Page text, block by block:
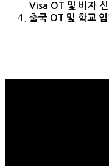
Visa OT 및 비자 신
출국 OT 및 학교